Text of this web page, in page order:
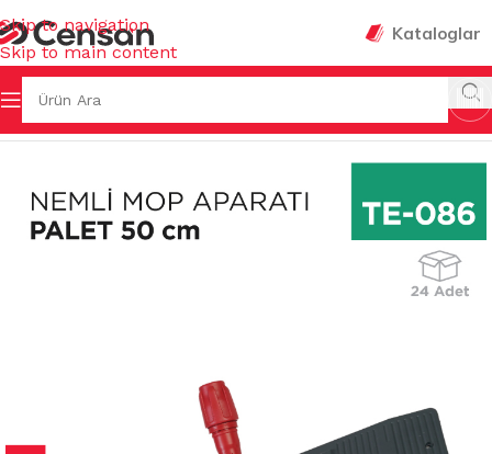
Skip to navigation
Skip to main content
Kataloglar
Ana Sayfa